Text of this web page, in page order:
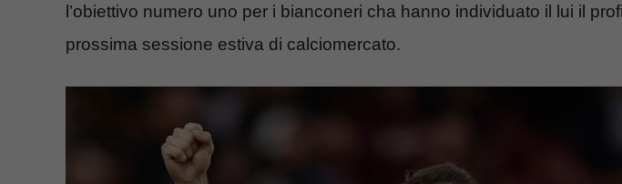
l’obiettivo numero uno per i bianconeri cha hanno individuato il lui il
prossima sessione estiva di calciomercato.